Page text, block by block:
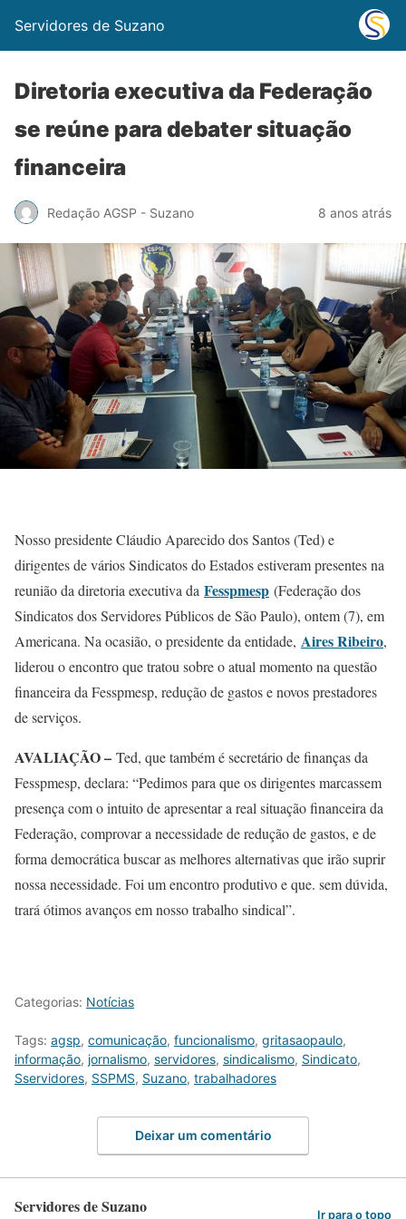
Servidores de Suzano
Diretoria executiva da Federação
se reúne para debater situação
financeira
Redação AGSP - Suzano 8 anos atrás
Nosso presidente Cláudio Aparecido dos Santos (Ted) e
dirigentes de vários Sindicatos do Estados estiveram presentes na
reunião da diretoria executiva da Fesspmesp (Federação dos
Sindicatos dos Servidores Públicos de São Paulo), ontem (7), em
Americana. Na ocasião, o presidente da entidade, Aires Ribeiro,
liderou o encontro que tratou sobre o atual momento na questão
financeira da Fesspmesp, redução de gastos e novos prestadores
de serviços.
AVALIAÇÃO – Ted, que também é secretário de finanças da
Fesspmesp, declara: “Pedimos para que os dirigentes marcassem
presença com o intuito de apresentar a real situação financeira da
Federação, comprovar a necessidade de redução de gastos, e de
forma democrática buscar as melhores alternativas que irão suprir
nossa necessidade. Foi um encontro produtivo e que. sem dúvida,
trará ótimos avanços em nosso trabalho sindical”.
Categorias: Notícias
Tags: agsp, comunicação, funcionalismo, gritasaopaulo,
informação, jornalismo, servidores, sindicalismo, Sindicato,
Sservidores, SSPMS, Suzano, trabalhadores
Deixar um comentário
Servidores de Suzano Ir para o topo